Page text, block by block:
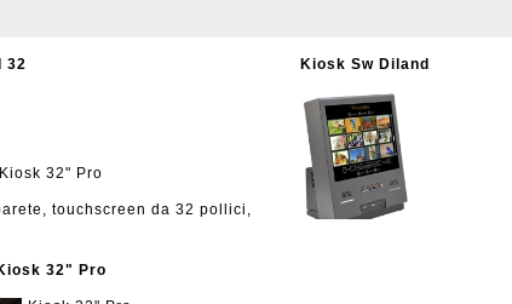
32
Kiosk 32" Pro
touchscreen da 32 pollici,
32 pollici
calendari e cornici
Kiosk Sw Diland
32" Pro